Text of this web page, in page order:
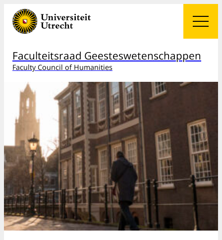
Faculteitsraad Geesteswetenschappen
Faculty Council of Humanities